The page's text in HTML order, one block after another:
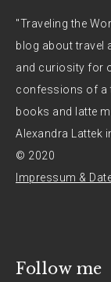
"Traveling the
blog about travel
and curiosity for
confessions of a
books and latte
Alexandra Lattek
© 2020
Impressum &
Follow me